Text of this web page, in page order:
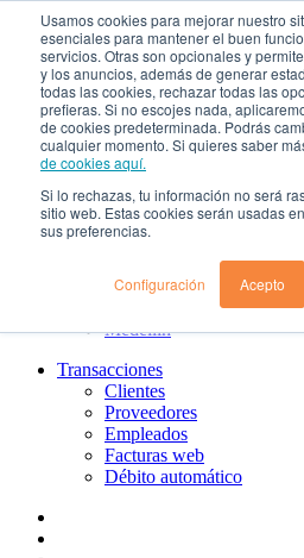
Usamos cookies para mejorar nuestro
esenciales para mantener el buen
servicios. Otras son opcionales y
y los anuncios, además de generar
todas las cookies, rechazar todas las
prefieras. Si no escojes nada,
de cookies predeterminada. Podrás
cualquier momento. Si quieres saber
de cookies aquí.
Si lo rechazas, tu información no será
sitio web. Estas cookies serán usadas
sus preferencias.
Configuración Acepto
¿Qué es el renting?
Nosotros
Nuestra cultura
Gobierno corporativo
Política de tratamiento de
Ayuda
Guías de Usuario clientes
PQRs
Aprende más
¿Dónde estamos?
Bogotá
Medellin
Transacciones
Clientes
Proveedores
Empleados
Facturas web
Débito automático